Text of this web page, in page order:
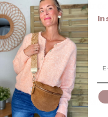
Livraison offerte à partir de
Livraison
Retour
Ajouter au panier